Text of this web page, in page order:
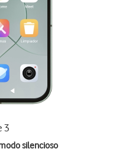
3
silencioso